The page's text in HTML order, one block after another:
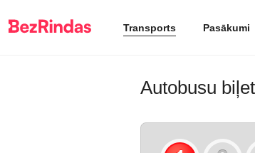
Transports Pasākumi
Autobusu